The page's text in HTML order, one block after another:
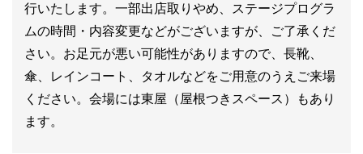
行いたします。一部出店取りやめ、ステージプログラ
ムの時間・内容変更などがございますが、ご了承くだ
さい。お足元が悪い可能性がありますので、長靴、
傘、レインコート、タオルなどをご用意のうえご来場
ください。会場には東屋（屋根つきスペース）もあり
ます。